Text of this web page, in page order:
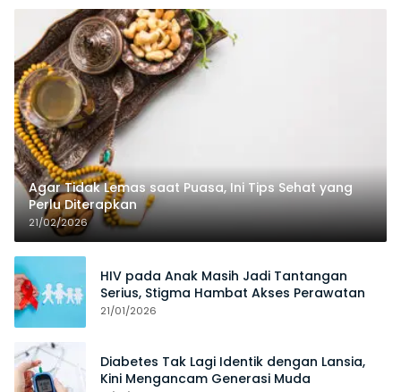
Agar Tidak Lemas saat Puasa, Ini Tips Sehat yang
Perlu Diterapkan
21/02/2026
HIV pada Anak Masih Jadi Tantangan
Serius, Stigma Hambat Akses Perawatan
21/01/2026
Diabetes Tak Lagi Identik dengan Lansia,
Kini Mengancam Generasi Muda